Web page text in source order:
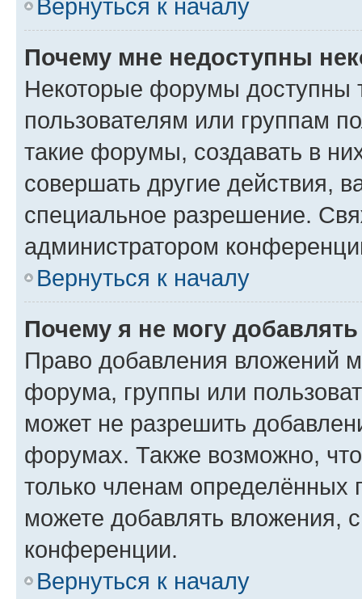
Вернуться к началу
Почему мне недоступны
Некоторые форумы доступны
пользователям или группам
такие форумы, создавать в
совершать другие действия,
специальное разрешение.
администратором
Вернуться к началу
Почему я не могу
Право добавления вложений
форума, группы или
может не разрешить
форумах. Также возможно,
только членам определённых
можете добавлять вложения,
конференции.
Вернуться к началу